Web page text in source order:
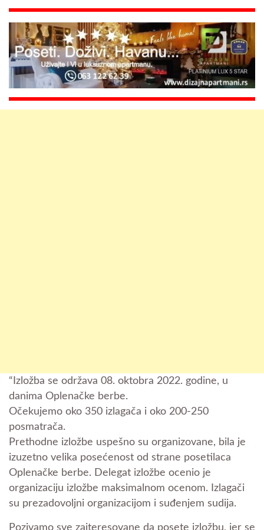
“Izložba se održava 08. oktobra 2022. godine, u
danima Oplenačke berbe.
Očekujemo oko 350 izlagača i oko 200-250
posmatrača.
Prethodne izložbe uspešno su organizovane, bila je
izuzetno velika posećenost od strane posetilaca
Oplenačke berbe. Delegat izložbe ocenio je
organizaciju izložbe maksimalnom ocenom. Izlagači
su prezadovoljni organizacijom i suđenjem sudija.
Pozivamo sve zaiteresovane da posete izložbu, jer se